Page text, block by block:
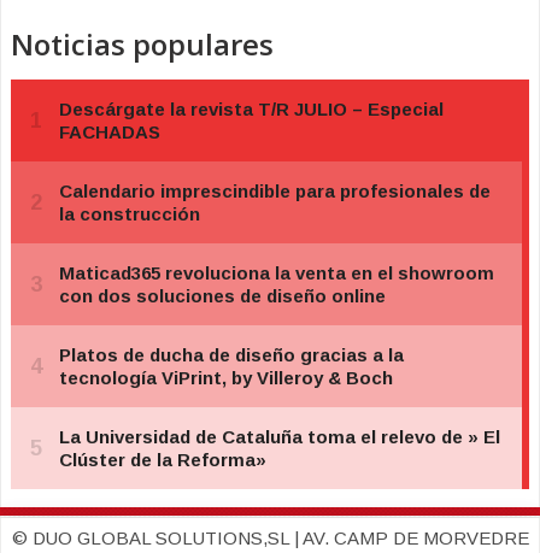
Noticias populares
© DUO GLOBAL SOLUTIONS,SL | AV. CAMP DE MORVEDRE